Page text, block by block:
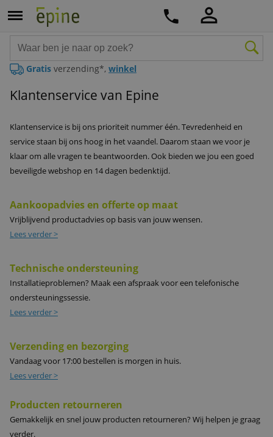
Gratis verzending*, winkel
Klantenservice van Epine
Klantenservice is bij ons prioriteit nummer één. Tevredenheid en
service staan bij ons hoog in het vaandel. Daarom staan we voor je
klaar om alle vragen te beantwoorden. Ook bieden we jou een goed
beveiligde webshop en 14 dagen bedenktijd.
Aankoopadvies en offerte op maat
Vrijblijvend productadvies op basis van jouw wensen.
Lees verder >
Technische ondersteuning
Installatieproblemen? Maak een afspraak voor een telefonische
ondersteuningssessie.
Lees verder >
Verzending en bezorging
Vandaag voor 17:00 bestellen is morgen in huis.
Lees verder >
Producten retourneren
Gemakkelijk en snel jouw producten retourneren? Wij helpen je graag
verder.